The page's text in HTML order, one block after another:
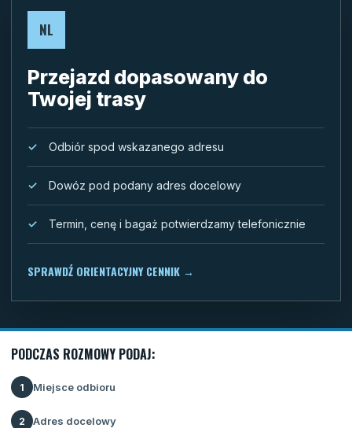
NL
Przejazd dopasowany do
Twojej trasy
Odbiór spod wskazanego adresu
Dowóz pod podany adres docelowy
Termin, cenę i bagaż potwierdzamy telefonicznie
SPRAWDŹ ORIENTACYJNY CENNIK →
PODCZAS ROZMOWY PODAJ:
1 Miejsce odbioru
2 Adres docelowy